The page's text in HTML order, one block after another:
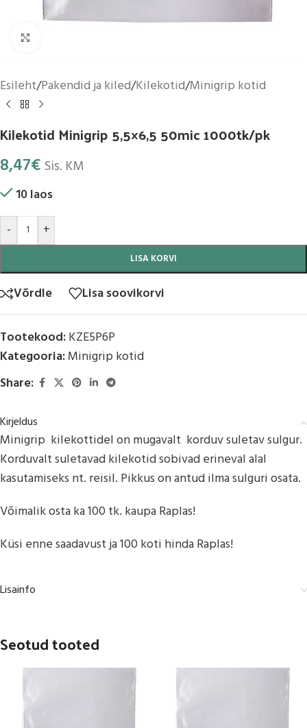
Esileht/Pakendid ja kiled/Kilekotid/Minigrip kotid
Kilekotid Minigrip 5,5×6,5 50mic 1000tk/pk
8,47€ Sis. KM
10 laos
-
+
LISA KORVI
Võrdle Lisa soovikorvi
Tootekood:KZE5P6P
Kategooria:Minigrip kotid
Share:
Kirjeldus
Minigrip kilekottidel on mugavalt korduv suletav sulgur.
Korduvalt suletavad kilekotid sobivad erineval alal
kasutamiseks nt. reisil. Pikkus on antud ilma sulguri osata.
Võimalik osta ka 100 tk. kaupa Raplas!
Küsi enne saadavust ja 100 koti hinda Raplas!
Lisainfo
Seotud tooted